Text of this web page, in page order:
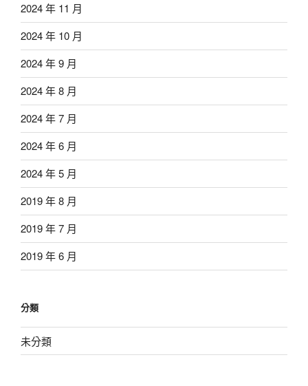
2024 年 11 月
2024 年 10 月
2024 年 9 月
2024 年 8 月
2024 年 7 月
2024 年 6 月
2024 年 5 月
2019 年 8 月
2019 年 7 月
2019 年 6 月
分類
未分類